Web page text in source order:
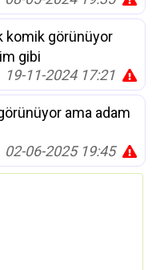
komik görünüyor
gibi
19-11-2024 17:21
ama adam
02-06-2025 19:45